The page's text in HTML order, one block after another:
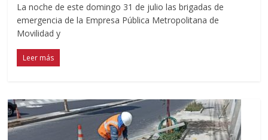
La noche de este domingo 31 de julio las brigadas de
emergencia de la Empresa Pública Metropolitana de
Movilidad y
Leer más